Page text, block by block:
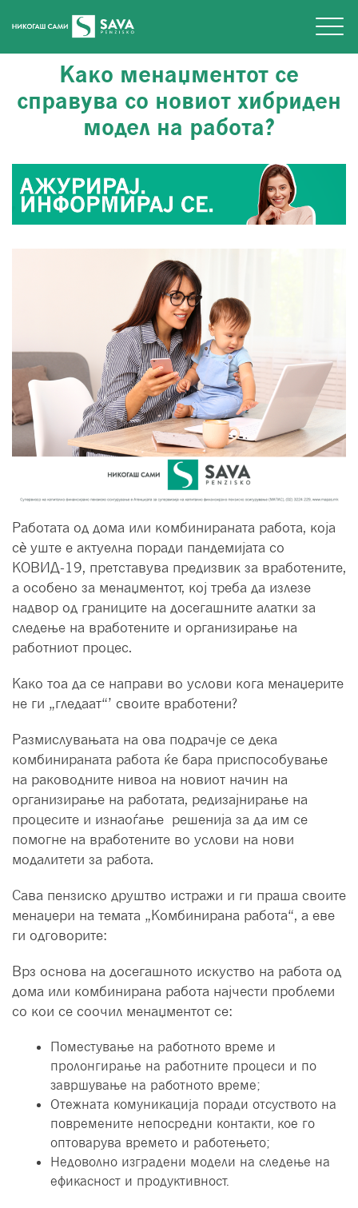
Како менаџментот се
справува со новиот хибриден
модел на работа?
Работата од дома или комбинираната работа, која
сè уште е актуелна поради пандемијата со
КОВИД-19, претставува предизвик за вработените,
а особено за менаџментот, кој треба да излезе
надвор од границите на досегашните алатки за
следење на вработените и организирање на
работниот процес.
Како тоа да се направи во услови кога менаџерите
не ги „гледаат“’ своите вработени?
Размислувањата на ова подрачје се дека
комбинираната работа ќе бара приспособување
на раководните нивоа на новиот начин на
организирање на работата, редизајнирање на
процесите и изнаоѓање решенија за да им се
помогне на вработените во услови на нови
модалитети за работа.
Сава пензиско друштво истражи и ги праша своите
менаџери на темата „Комбинирана работа“, а еве
ги одговорите:
Врз основа на досегашното искуство на работа од
дома или комбинирана работа најчести проблеми
со кои се соочил менаџментот се:
Поместување на работното време и
пролонгирање на работните процеси и по
завршување на работното време;
Отежната комуникација поради отсуството на
повремените непосредни контакти, кое го
оптоварува времето и работењето;
Недоволно изградени модели на следење на
ефикасност и продуктивност.